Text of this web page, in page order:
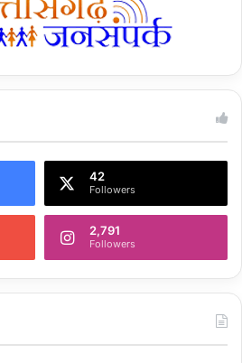
42
Followers
2,791
Followers